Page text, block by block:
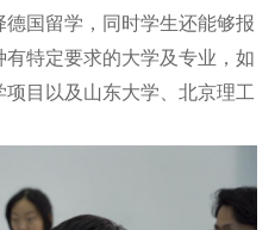
国留学，同时学生还能够报
特定要求的大学及专业，如
目以及山东大学、北京理工